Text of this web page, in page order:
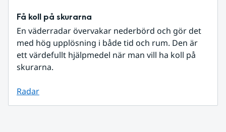
Få koll på skurarna
En väderradar övervakar nederbörd och gör det
med hög upplösning i både tid och rum. Den är
ett värdefullt hjälpmedel när man vill ha koll på
skurarna.
Radar